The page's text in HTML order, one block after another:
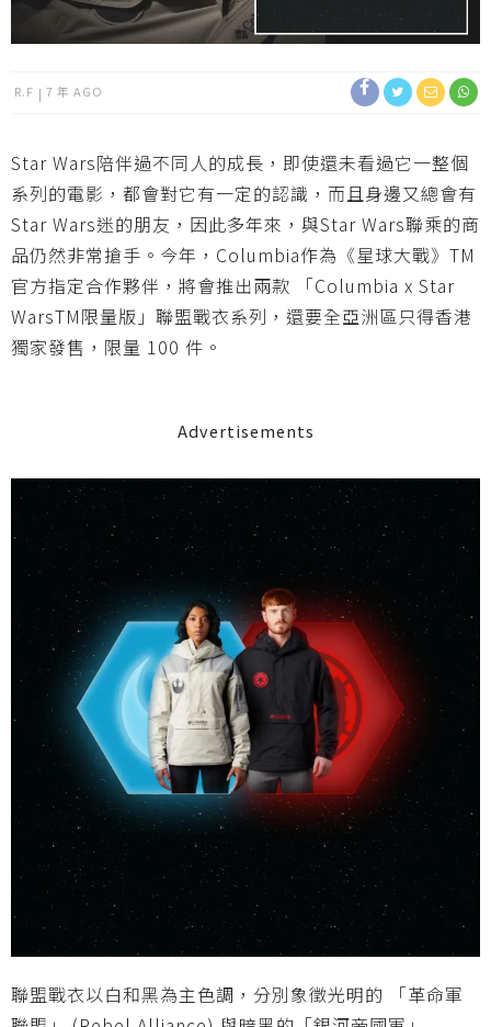
R.F 7 年 AGO
Star Wars陪伴過不同人的成長，即使還未看過它一整個
系列的電影，都會對它有一定的認識，而且身邊又總會有
Star Wars迷的朋友，因此多年來，與Star Wars聯乘的商
品仍然非常搶手。今年，Columbia作為《星球大戰》TM
官方指定合作夥伴，將會推出兩款 「Columbia x Star
WarsTM限量版」聯盟戰衣系列，還要全亞洲區只得香港
獨家發售，限量 100 件。
Advertisements
聯盟戰衣以白和黑為主色調，分別象徵光明的 「革命軍